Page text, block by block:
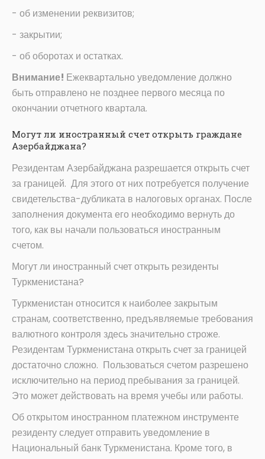
- об изменении реквизитов;
- закрытии;
- об оборотах и остатках.
Внимание! Ежеквартально уведомление должно
быть отправлено не позднее первого месяца по
окончании отчетного квартала.
Могут ли иностранный счет открыть граждане
Азербайджана?
Резидентам Азербайджана разрешается открыть счет
за границей. Для этого от них потребуется получение
свидетельства-дубликата в налоговых органах. После
заполнения документа его необходимо вернуть до
того, как вы начали пользоваться иностранным
счетом.
Могут ли иностранный счет открыть резиденты
Туркменистана?
Туркменистан относится к наиболее закрытым
странам, соответственно, предъявляемые требования
валютного контроля здесь значительно строже.
Резидентам Туркменистана открыть счет за границей
достаточно сложно. Пользоваться счетом разрешено
исключительно на период пребывания за границей.
Это может действовать на время учебы или работы.
Об открытом иностранном платежном инструменте
резиденту следует отправить уведомление в
Национальный банк Туркменистана. Кроме того, в